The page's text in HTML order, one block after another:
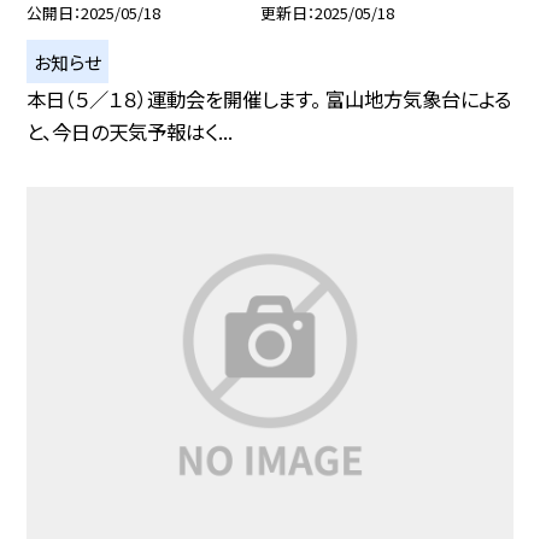
公開日 2025/05/18 更新日 2025/05/18
お知らせ
本日（５／１８）運動会を開催します。 富山地方気象台による
と、今日の天気予報はく...